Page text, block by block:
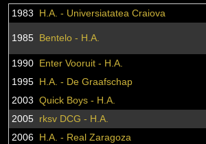
1983 H.A. - Universiatatea Craiova
1985 Bentelo - H.A.
1990 Enter Vooruit - H.A.
1995 H.A. - De Graafschap
2003 Quick Boys - H.A.
2005 rksv DCG - H.A.
2006 H.A. - Real Zaragoza